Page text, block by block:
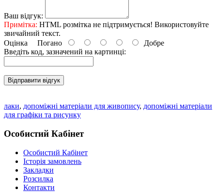
Ваш відгук:
Примітка: HTML розмітка не підтримується! Використовуйте
звичайний текст.
Оцінка Погано
Добре
Введіть код, зазначений на картинці:
Відправити відгук
лаки, допоміжні матеріали для живопису, допоміжні матеріали
для графіки та рисунку
Особистий Кабінет
Особистий Кабінет
Історія замовлень
Закладки
Розсилка
Контакти